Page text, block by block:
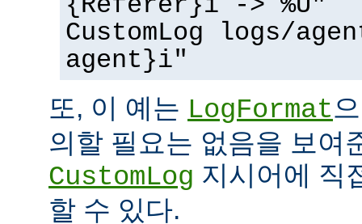
CustomLog logs/
agent}i"
또, 이 예는 LogFormat
의할 필요는 없음을 보여
CustomLog 지시어에 직
할 수 있다.